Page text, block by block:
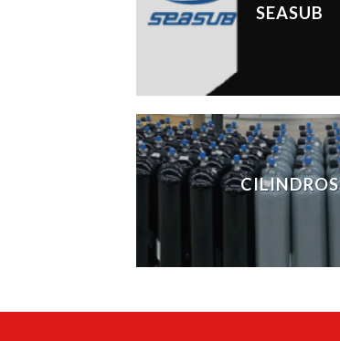
SEASUB
CILINDROS